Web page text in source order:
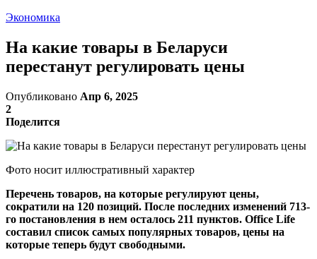
Экономика
На какие товары в Беларуси
перестанут регулировать цены
Опубликовано Апр 6, 2025
2
Поделится
Фото носит иллюстративный характер
Перечень товаров, на которые регулируют цены,
сократили на 120 позиций. После последних изменений 713-
го постановления в нем осталось 211 пунктов. Office Life
составил список самых популярных товаров, цены на
которые теперь будут свободными.